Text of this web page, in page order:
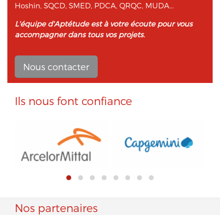
Hoshin, SQCD, SMED, PDCA, QRQC, MUDA...
L'équipe d'Aptétude est à votre écoute pour vous
accompagner dans tous vos projets.
Nous contacter
Ils nous font confiance
Nos partenaires